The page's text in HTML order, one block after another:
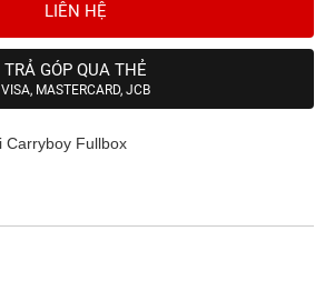
LIÊN HỆ
TRẢ GÓP QUA THẺ
VISA, MASTERCARD, JCB